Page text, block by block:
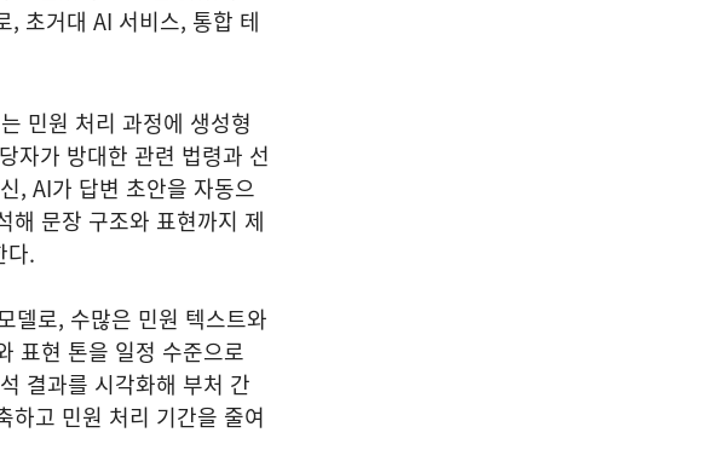
, 초거대 AI 서비스, 통합 테
민원 처리 과정에 생성형
자가 방대한 관련 법령과 선
, AI가 답변 초안을 자동으
해 문장 구조와 표현까지 제
다.
델로, 수많은 민원 텍스트와
표현 톤을 일정 수준으로
결과를 시각화해 부처 간
하고 민원 처리 기간을 줄여